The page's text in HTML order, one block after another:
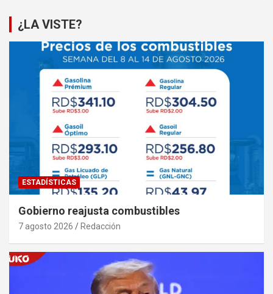
¿LA VISTE?
ESTADÍSTICAS
Gobierno reajusta combustibles
7 agosto 2026 Redacción